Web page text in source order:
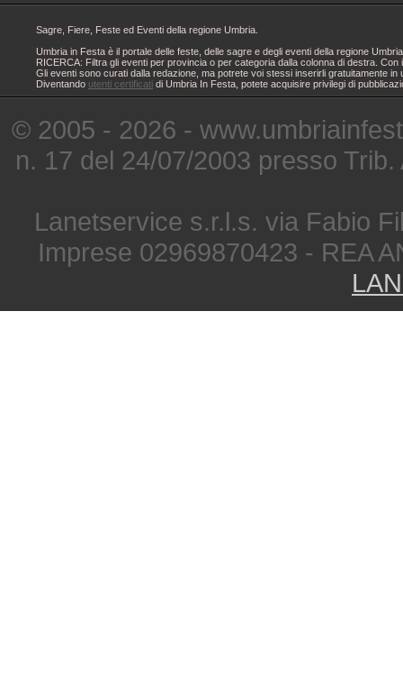
Sagre, Fiere, Feste ed Eventi della regione Umbria.
Umbria in Festa è il portale delle feste, delle sagre e degli eventi della regione
RICERCA: Filtra gli eventi per provincia o per categoria dalla colonna di destra.
Gli eventi sono curati dalla redazione, ma potrete voi stessi inserirli gratuitamente
Diventando utenti certificati di Umbria In Festa, potete acquisire privilegi di
© 2005 - 2026 -
n. 17 del 24/07/2003 presso
Lanetservice s.r.l.s. via Fabio
Imprese 02969870423 - REA